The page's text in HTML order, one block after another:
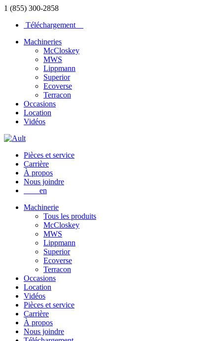
1 (855) 300-2858
Téléchargement
Machineries
McCloskey
MWS
Lippmann
Superior
Ecoverse
Terracon
Occasions
Location
Vidéos
Pièces et service
Carrière
À propos
Nous joindre
en
Machinerie
Tous les produits
McCloskey
MWS
Lippmann
Superior
Ecoverse
Terracon
Occasions
Location
Vidéos
Pièces et service
Carrière
À propos
Nous joindre